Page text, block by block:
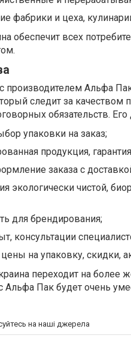
фабрики и цеха,
обеспечит всех
производителем Альфа
следит за качеством
обязательств. Его
упаковки на заказ;
продукция,
заказа с
экологически чистой,
для брендирования;
консультации
на упаковку, скидки,
переходит на более
Альфа Пак будет очень
на наші джерела